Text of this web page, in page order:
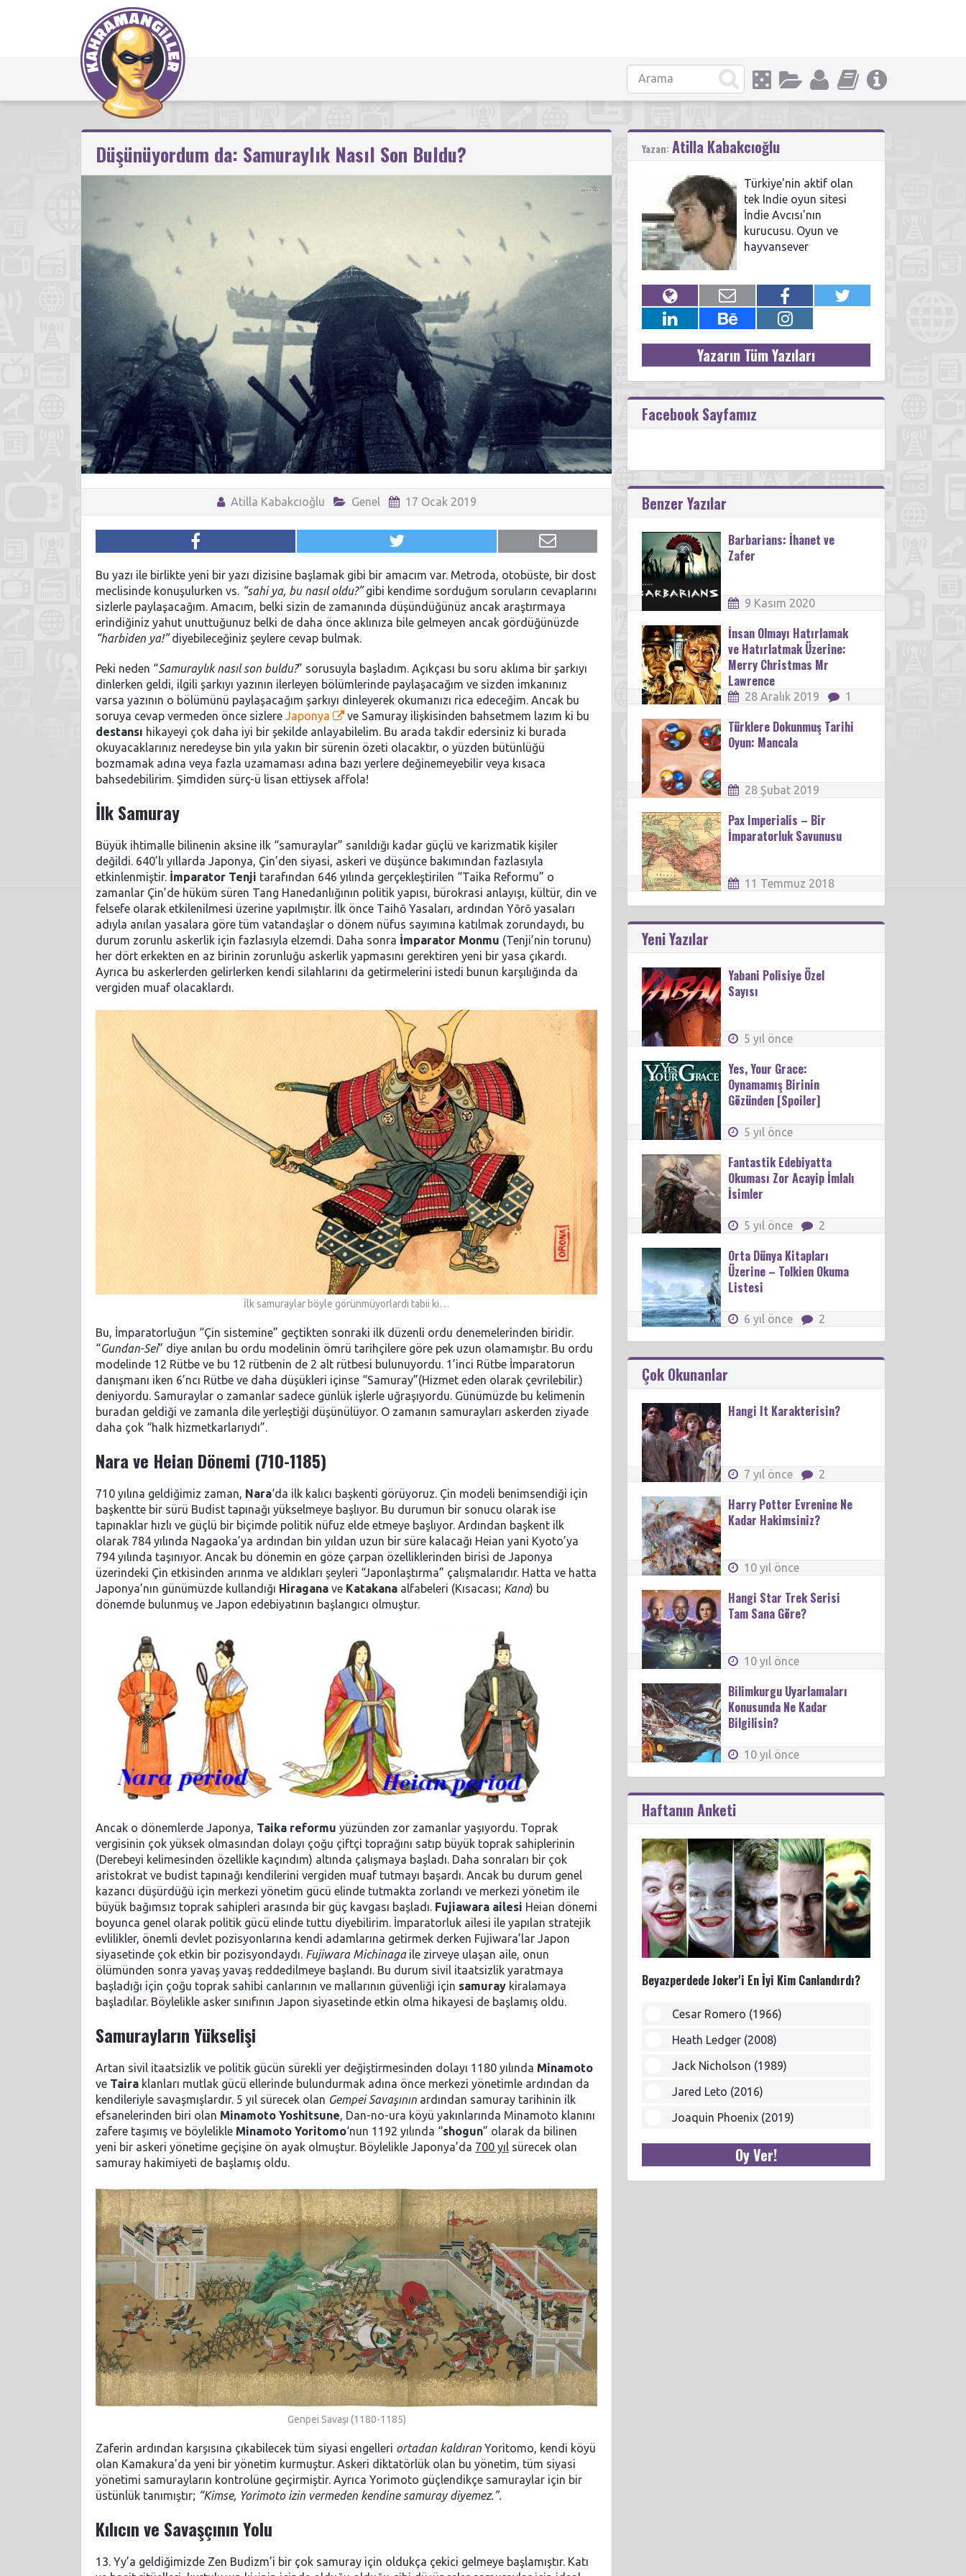
Düşünüyordum da: Samuraylık Nasıl Son Buldu?
Atilla Kabakcıoğlu Genel 17 Ocak 2019
Bu yazı ile birlikte yeni bir yazı dizisine başlamak gibi bir amacım var. Metroda, otobüste, bir dost
meclisinde konuşulurken vs. “sahi ya, bu nasıl oldu?”gibi kendime sorduğum soruların cevaplarını
sizlerle paylaşacağım. Amacım, belki sizin de zamanında düşündüğünüz ancak araştırmaya
erindiğiniz yahut unuttuğunuz belki de daha önce aklınıza bile gelmeyen ancak gördüğünüzde
“harbiden ya!”diyebileceğiniz şeylere cevap bulmak.
Peki neden “Samuraylık nasıl son buldu?” sorusuyla başladım. Açıkçası bu soru aklıma bir şarkıyı
dinlerken geldi, ilgili şarkıyı yazının ilerleyen bölümlerinde paylaşacağım ve sizden imkanınız
varsa yazının o bölümünü paylaşacağım şarkıyı dinleyerek okumanızı rica edeceğim. Ancak bu
soruya cevap vermeden önce sizlere Japonya
ve Samuray ilişkisinden bahsetmem lazım ki bu
destansı hikayeyi çok daha iyi bir şekilde anlayabilelim. Bu arada takdir edersiniz ki burada
okuyacaklarınız neredeyse bin yıla yakın bir sürenin özeti olacaktır, o yüzden bütünlüğü
bozmamak adına veya fazla uzamaması adına bazı yerlere değinemeyebilir veya kısaca
bahsedebilirim. Şimdiden sürç-ü lisan ettiysek affola!
İlk Samuray
Büyük ihtimalle bilinenin aksine ilk “samuraylar” sanıldığı kadar güçlü ve karizmatik kişiler
değildi. 640’lı yıllarda Japonya, Çin’den siyasi, askeri ve düşünce bakımından fazlasıyla
etkinlenmiştir. İmparator Tenji tarafından 646 yılında gerçekleştirilen “Taika Reformu” o
zamanlar Çin’de hüküm süren Tang Hanedanlığının politik yapısı, bürokrasi anlayışı, kültür, din ve
felsefe olarak etkilenilmesi üzerine yapılmıştır. İlk önce Taihō Yasaları, ardından Yōrō yasaları
adıyla anılan yasalara göre tüm vatandaşlar o dönem nüfus sayımına katılmak zorundaydı, bu
durum zorunlu askerlik için fazlasıyla elzemdi. Daha sonra İmparator Monmu (Tenji’nin torunu)
her dört erkekten en az birinin zorunluğu askerlik yapmasını gerektiren yeni bir yasa çıkardı.
Ayrıca bu askerlerden gelirlerken kendi silahlarını da getirmelerini istedi bunun karşılığında da
vergiden muaf olacaklardı.
İlk samuraylar böyle görünmüyorlardı tabii ki…
Bu, İmparatorluğun “Çin sistemine” geçtikten sonraki ilk düzenli ordu denemelerinden biridir.
“Gundan-Sei” diye anılan bu ordu modelinin ömrü tarihçilere göre pek uzun olamamıştır. Bu ordu
modelinde 12 Rütbe ve bu 12 rütbenin de 2 alt rütbesi bulunuyordu. 1’inci Rütbe İmparatorun
danışmanı iken 6’ncı Rütbe ve daha düşükleri içinse “Samuray”(Hizmet eden olarak çevrilebilir.)
deniyordu. Samuraylar o zamanlar sadece günlük işlerle uğraşıyordu. Günümüzde bu kelimenin
buradan geldiği ve zamanla dile yerleştiği düşünülüyor. O zamanın samurayları askerden ziyade
daha çok “halk hizmetkarlarıydı”.
Nara ve Heian Dönemi (710-1185)
710 yılına geldiğimiz zaman, Nara‘da ilk kalıcı başkenti görüyoruz. Çin modeli benimsendiği için
başkentte bir sürü Budist tapınağı yükselmeye başlıyor. Bu durumun bir sonucu olarak ise
tapınaklar hızlı ve güçlü bir biçimde politik nüfuz elde etmeye başlıyor. Ardından başkent ilk
olarak 784 yılında Nagaoka’ya ardından bin yıldan uzun bir süre kalacağı Heian yani Kyoto’ya
794 yılında taşınıyor. Ancak bu dönemin en göze çarpan özelliklerinden birisi de Japonya
üzerindeki Çin etkisinden arınma ve aldıkları şeyleri “Japonlaştırma” çalışmalarıdır. Hatta ve hatta
Japonya’nın günümüzde kullandığı Hiragana ve Katakana alfabeleri (Kısacası; Kana) bu
dönemde bulunmuş ve Japon edebiyatının başlangıcı olmuştur.
Ancak o dönemlerde Japonya, Taika reformu yüzünden zor zamanlar yaşıyordu. Toprak
vergisinin çok yüksek olmasından dolayı çoğu çiftçi toprağını satıp büyük toprak sahiplerinin
(Derebeyi kelimesinden özellikle kaçındım) altında çalışmaya başladı. Daha sonraları bir çok
aristokrat ve budist tapınağı kendilerini vergiden muaf tutmayı başardı. Ancak bu durum genel
kazancı düşürdüğü için merkezi yönetim gücü elinde tutmakta zorlandı ve merkezi yönetim ile
büyük bağımsız toprak sahipleri arasında bir güç kavgası başladı. Fujiawara ailesi Heian dönemi
boyunca genel olarak politik gücü elinde tuttu diyebilirim. İmparatorluk ailesi ile yapılan stratejik
evlilikler, önemli devlet pozisyonlarına kendi adamlarına getirmek derken Fujiwara’lar Japon
siyasetinde çok etkin bir pozisyondaydı. Fujiwara Michinagaile zirveye ulaşan aile, onun
ölümünden sonra yavaş yavaş reddedilmeye başlandı. Bu durum sivil itaatsizlik yaratmaya
başladığı için çoğu toprak sahibi canlarının ve mallarının güvenliği için samuray kiralamaya
başladılar. Böylelikle asker sınıfının Japon siyasetinde etkin olma hikayesi de başlamış oldu.
Samurayların Yükselişi
Artan sivil itaatsizlik ve politik gücün sürekli yer değiştirmesinden dolayı 1180 yılında Minamoto
ve Taira klanları mutlak gücü ellerinde bulundurmak adına önce merkezi yönetimle ardından da
kendileriyle savaşmışlardır. 5 yıl sürecek olan Gempei Savaşının ardından samuray tarihinin ilk
efsanelerinden biri olan Minamoto Yoshitsune, Dan-no-ura köyü yakınlarında Minamoto klanını
zafere taşımış ve böylelikle Minamoto Yoritomo‘nun 1192 yılında “shogun” olarak da bilinen
yeni bir askeri yönetime geçişine ön ayak olmuştur. Böylelikle Japonya’da 700 yıl sürecek olan
samuray hakimiyeti de başlamış oldu.
Genpei Savaşı (1180-1185)
Zaferin ardından karşısına çıkabilecek tüm siyasi engelleri ortadan kaldıran Yoritomo, kendi köyü
olan Kamakura’da yeni bir yönetim kurmuştur. Askeri diktatörlük olan bu yönetim, tüm siyasi
yönetimi samurayların kontrolüne geçirmiştir. Ayrıca Yorimoto güçlendikçe samuraylar için bir
üstünlük tanımıştır; “Kimse, Yorimoto izin vermeden kendine samuray diyemez.”.
Kılıcın ve Savaşçının Yolu
13. Yy’a geldiğimizde Zen Budizm’i bir çok samuray için oldukça çekici gelmeye başlamıştır. Katı
Yazan:Atilla Kabakcıoğlu
Türkiye'nin aktif olan
tek Indie oyun sitesi
İndie Avcısı'nın
kurucusu. Oyun ve
hayvansever
Yazarın Tüm Yazıları
Facebook Sayfamız
Benzer Yazılar
Barbarians: İhanet ve
Zafer
9 Kasım 2020
İnsan Olmayı Hatırlamak
ve Hatırlatmak Üzerine:
Merry Christmas Mr
Lawrence
28 Aralık 2019 1
Türklere Dokunmuş Tarihi
Oyun: Mancala
28 Şubat 2019
Pax Imperialis – Bir
İmparatorluk Savunusu
11 Temmuz 2018
Yeni Yazılar
Yabani Polisiye Özel
Sayısı
5 yıl önce
Yes, Your Grace:
Oynamamış Birinin
Gözünden [Spoiler]
5 yıl önce
Fantastik Edebiyatta
Okuması Zor Acayip İmlalı
İsimler
5 yıl önce 2
Orta Dünya Kitapları
Üzerine – Tolkien Okuma
Listesi
6 yıl önce 2
Çok Okunanlar
Hangi It Karakterisin?
7 yıl önce 2
Harry Potter Evrenine Ne
Kadar Hakimsiniz?
10 yıl önce
Hangi Star Trek Serisi
Tam Sana Göre?
10 yıl önce
Bilimkurgu Uyarlamaları
Konusunda Ne Kadar
Bilgilisin?
10 yıl önce
Haftanın Anketi
Beyazperdede Joker'i En İyi Kim Canlandırdı?
Cesar Romero (1966)
Heath Ledger (2008)
Jack Nicholson (1989)
Jared Leto (2016)
Joaquin Phoenix (2019)
Oy Ver!